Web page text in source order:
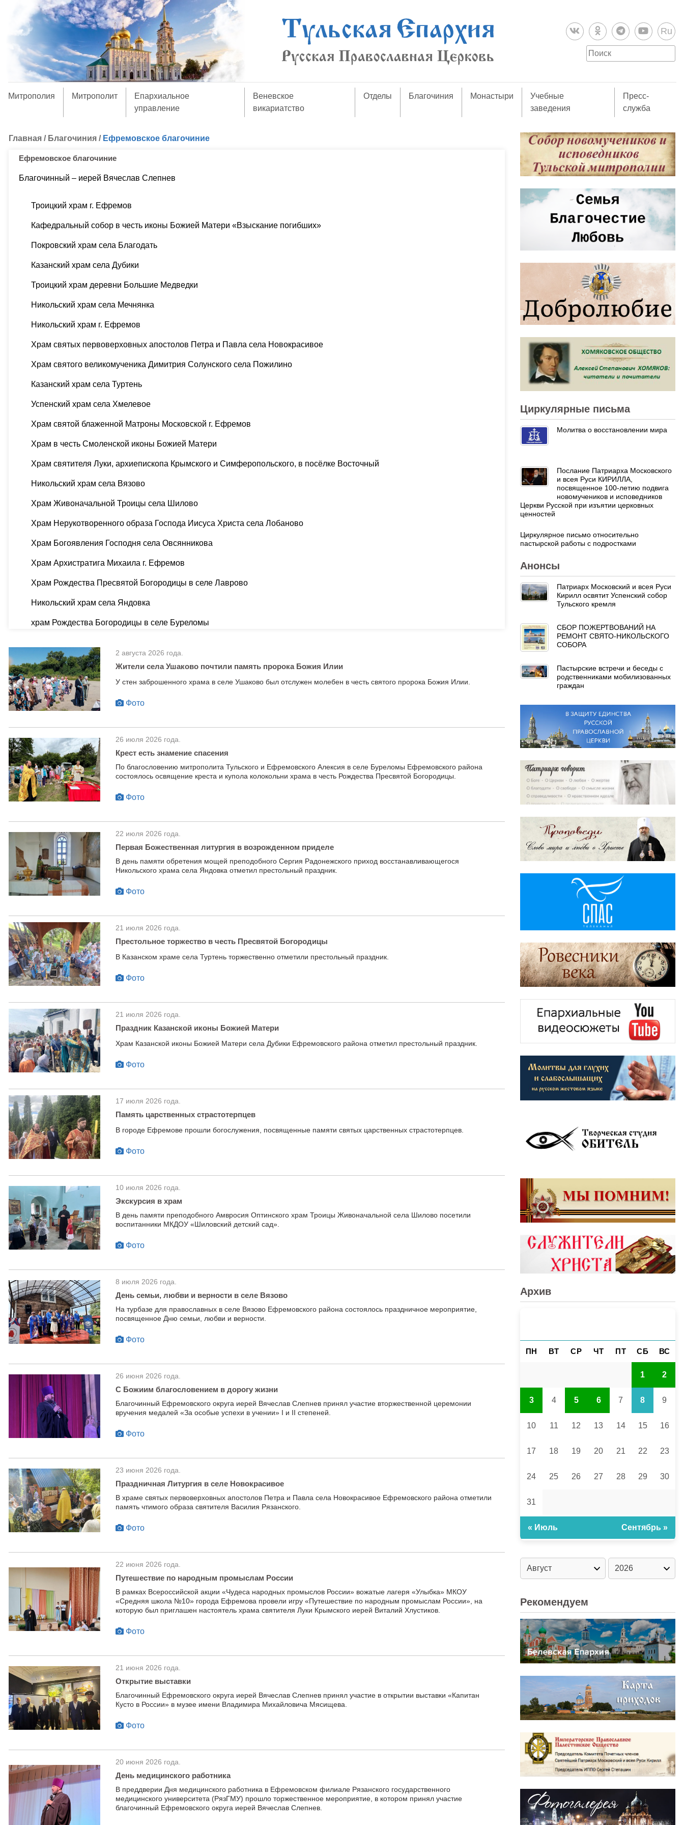
Ru
Митрополия Митрополит
Епархиальное
управление
Веневское
викариатство
Отделы Благочиния Монастыри
Учебные
заведения
Пресс-
служба
Главная / Благочиния / Ефремовское благочиние
Ефремовское благочиние
Благочинный – иерей Вячеслав Слепнев
Троицкий храм г. Ефремов
Кафедральный собор в честь иконы Божией Матери «Взыскание погибших»
Покровский храм села Благодать
Казанский храм села Дубики
Троицкий храм деревни Большие Медведки
Никольский храм села Мечнянка
Никольский храм г. Ефремов
Храм святых первоверховных апостолов Петра и Павла села Новокрасивое
Храм святого великомученика Димитрия Солунского села Пожилино
Казанский храм села Туртень
Успенский храм села Хмелевое
Храм святой блаженной Матроны Московской г. Ефремов
Храм в честь Смоленской иконы Божией Матери
Храм святителя Луки, архиепископа Крымского и Симферопольского, в посёлке Восточный
Никольский храм села Вязово
Храм Живоначальной Троицы села Шилово
Храм Нерукотворенного образа Господа Иисуса Христа села Лобаново
Храм Богоявления Господня села Овсянникова
Храм Архистратига Михаила г. Ефремов
Храм Рождества Пресвятой Богородицы в селе Лаврово
Никольский храм села Яндовка
храм Рождества Богородицы в селе Буреломы
2 августа 2026 года.
Жители села Ушаково почтили память пророка Божия Илии
У стен заброшенного храма в селе Ушаково был отслужен молебен в честь святого пророка Божия Илии.
Фото
26 июля 2026 года.
Крест есть знамение спасения
По благословению митрополита Тульского и Ефремовского Алексия в селе Буреломы Ефремовского района
состоялось освящение креста и купола колокольни храма в честь Рождества Пресвятой Богородицы.
Фото
22 июля 2026 года.
Первая Божественная литургия в возрожденном приделе
В день памяти обретения мощей преподобного Сергия Радонежского приход восстанавливающегося
Никольского храма села Яндовка отметил престольный праздник.
Фото
21 июля 2026 года.
Престольное торжество в честь Пресвятой Богородицы
В Казанском храме села Туртень торжественно отметили престольный праздник.
Фото
21 июля 2026 года.
Праздник Казанской иконы Божией Матери
Храм Казанской иконы Божией Матери села Дубики Ефремовского района отметил престольный праздник.
Фото
17 июля 2026 года.
Память царственных страстотерпцев
В городе Ефремове прошли богослужения, посвященные памяти святых царственных страстотерпцев.
Фото
10 июля 2026 года.
Экскурсия в храм
В день памяти преподобного Амвросия Оптинского храм Троицы Живоначальной села Шилово посетили
воспитанники МКДОУ «Шиловский детский сад».
Фото
8 июля 2026 года.
День семьи, любви и верности в селе Вязово
На турбазе для православных в селе Вязово Ефремовского района состоялось праздничное мероприятие,
посвященное Дню семьи, любви и верности.
Фото
26 июня 2026 года.
С Божиим благословением в дорогу жизни
Благочинный Ефремовского округа иерей Вячеслав Слепнев принял участие вторжественной церемонии
вручения медалей «За особые успехи в учении» I и II степеней.
Фото
23 июня 2026 года.
Праздничная Литургия в селе Новокрасивое
В храме святых первоверховных апостолов Петра и Павла села Новокрасивое Ефремовского района отметили
память чтимого образа святителя Василия Рязанского.
Фото
22 июня 2026 года.
Путешествие по народным промыслам России
В рамках Всероссийской акции «Чудеса народных промыслов России» вожатые лагеря «Улыбка» МКОУ
«Средняя школа №10» города Ефремова провели игру «Путешествие по народным промыслам России», на
которую был приглашен настоятель храма святителя Луки Крымского иерей Виталий Хлустиков.
Фото
21 июня 2026 года.
Открытие выставки
Благочинный Ефремовского округа иерей Вячеслав Слепнев принял участие в открытии выставки «Капитан
Кусто в России» в музее имени Владимира Михайловича Мясищева.
Фото
20 июня 2026 года.
День медицинского работника
В преддверии Дня медицинского работника в Ефремовском филиале Рязанского государственного
медицинского университета (РязГМУ) прошло торжественное мероприятие, в котором принял участие
благочинный Ефремовского округа иерей Вячеслав Слепнев.
Циркулярные письма
Молитва о восстановлении мира
Послание Патриарха Московского
и всея Руси КИРИЛЛА,
посвященное 100-летию подвига
новомучеников и исповедников
Церкви Русской при изъятии церковных
ценностей
Циркулярное письмо относительно
пастырской работы с подростками
Анонсы
Патриарх Московский и всея Руси
Кирилл освятит Успенский собор
Тульского кремля
СБОР ПОЖЕРТВОВАНИЙ НА
РЕМОНТ СВЯТО-НИКОЛЬСКОГО
СОБОРА
Пастырские встречи и беседы с
родственниками мобилизованных
граждан
Архив
ПН ВТ СР ЧТ ПТ СБ ВС
1 2
3 4 5 6 7 8 9
10 11 12 13 14 15 16
17 18 19 20 21 22 23
24 25 26 27 28 29 30
31
« Июль Сентябрь »
Рекомендуем